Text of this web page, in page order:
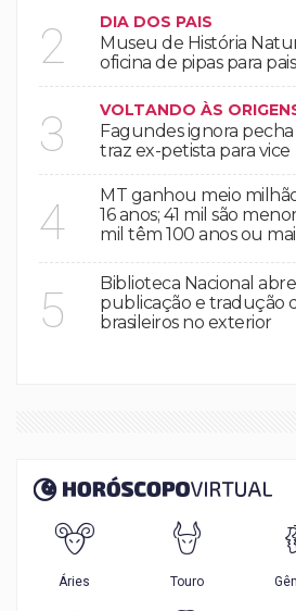
2 DIA DOS PAIS
Museu de História
oficina de pipas para
3 VOLTANDO ÀS
Fagundes ignora
traz ex-petista para vice
4
MT ganhou meio
16 anos; 41 mil são
mil têm 100 anos ou
5
Biblioteca Nacional
publicação e tradução
brasileiros no exterior